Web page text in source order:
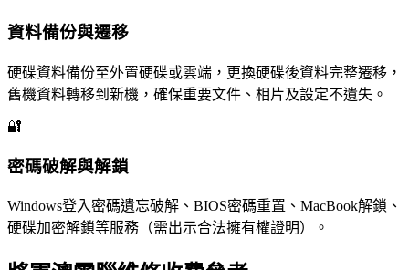
資料備份與遷移
硬碟資料備份至外置硬碟或雲端，更換硬碟後資料完整遷移，
舊機資料轉移到新機，確保重要文件、相片及設定不遺失。
🔐
密碼破解與解鎖
Windows登入密碼遺忘破解、BIOS密碼重置、MacBook解鎖、
硬碟加密解鎖等服務（需出示合法擁有權證明）。